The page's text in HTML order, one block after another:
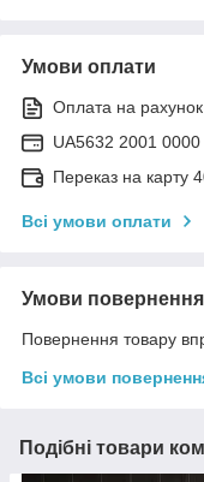
Умови оплати
Оплата на рахунок
UA5632 2001
Переказ на карту
Всі умови оплати
Умови повернення
Повернення товару
Всі умови
Подібні товари